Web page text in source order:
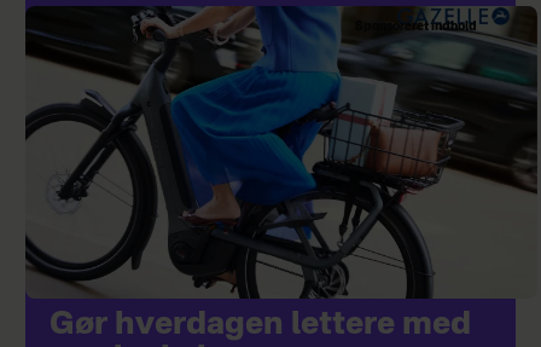
Sponsoreret indhold
Gør hverdagen lettere med